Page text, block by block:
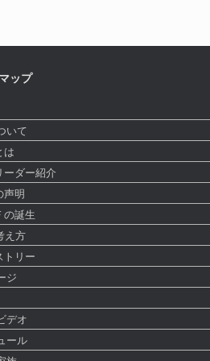
ップ
いて
は
ーダー紹介
声明
の誕生
え方
トリー
ジ
デオ
ール